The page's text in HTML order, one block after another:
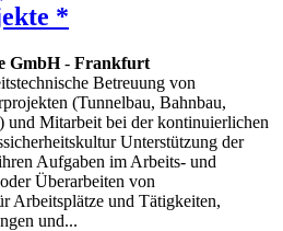
*
GmbH- Frankfurt
Betreuung von
(Tunnelbau, Bahnbau,
und Mitarbeit bei der kontinuierlichen
Unterstützung der
Aufgaben im Arbeits- und
Überarbeiten von
Arbeitsplätze und Tätigkeiten,
und...